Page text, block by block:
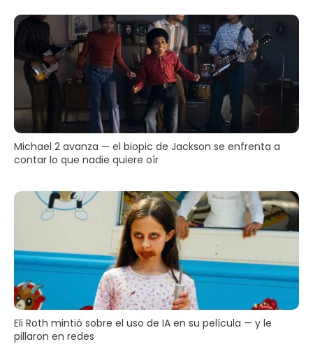
Michael 2 avanza — el biopic de Jackson se enfrenta a
contar lo que nadie quiere oír
Eli Roth mintió sobre el uso de IA en su película — y le
pillaron en redes